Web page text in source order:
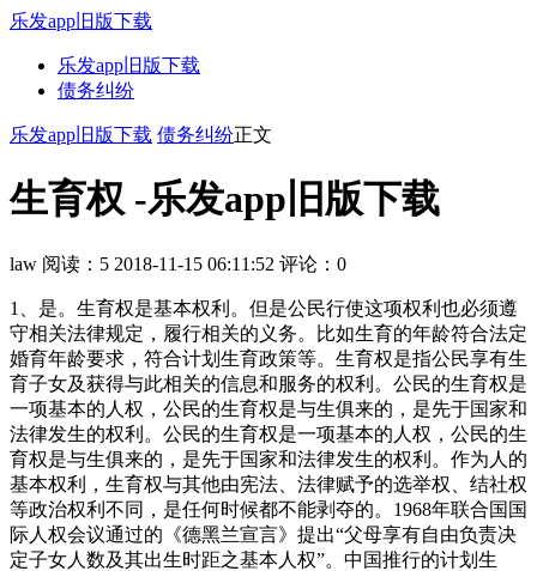
乐发app旧版下载
乐发app旧版下载
债务纠纷
乐发app旧版下载 债务纠纷正文
生育权 -乐发app旧版下载
law 阅读：5 2018-11-15 06:11:52 评论：0
1、是。生育权是基本权利。但是公民行使这项权利也必须遵
守相关法律规定，履行相关的义务。比如生育的年龄符合法定
婚育年龄要求，符合计划生育政策等。生育权是指公民享有生
育子女及获得与此相关的信息和服务的权利。公民的生育权是
一项基本的人权，公民的生育权是与生俱来的，是先于国家和
法律发生的权利。公民的生育权是一项基本的人权，公民的生
育权是与生俱来的，是先于国家和法律发生的权利。作为人的
基本权利，生育权与其他由宪法、法律赋予的选举权、结社权
等政治权利不同，是任何时候都不能剥夺的。1968年联合国国
际人权会议通过的《德黑兰宣言》提出“父母享有自由负责决
定子女人数及其出生时距之基本人权”。中国推行的计划生